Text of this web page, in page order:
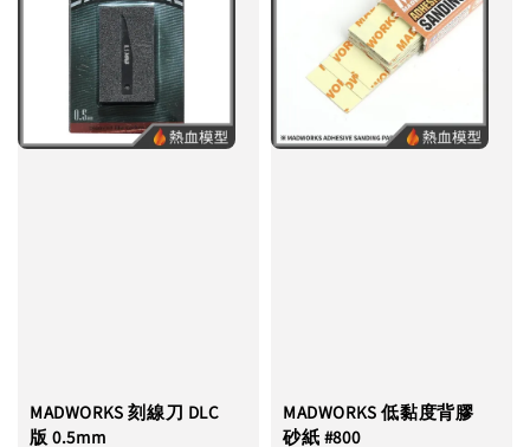
MADWORKS 刻線刀 DLC
版 0.5mm
MADWORKS 低黏度背膠
砂紙 #800